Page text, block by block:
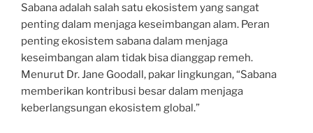
Sabana adalah salah satu ekosistem yang sangat
penting dalam menjaga keseimbangan alam. Peran
penting ekosistem sabana dalam menjaga
keseimbangan alam tidak bisa dianggap remeh.
Menurut Dr. Jane Goodall, pakar lingkungan, “Sabana
memberikan kontribusi besar dalam menjaga
keberlangsungan ekosistem global.”